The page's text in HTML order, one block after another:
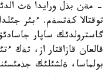
- مةن بذل ورايدا ةث
توقتالا كةتسةم. ءبئر
گاسترولدئك ساپار
قالعان قازاقتار از، تةك
بولماسا، ةلشئلئك